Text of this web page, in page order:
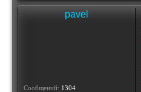
pavel
Сообщений: 1304